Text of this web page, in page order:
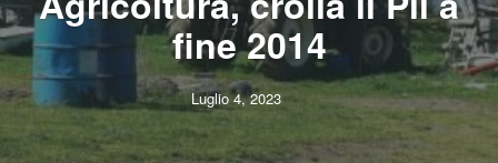
fine 2014
Luglio 4, 2023